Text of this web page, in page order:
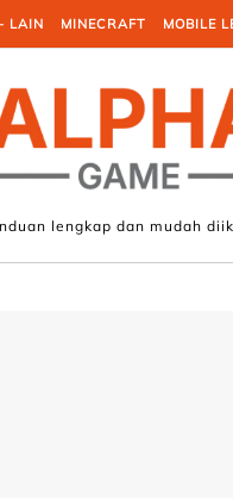
LAIN MINECRAFT MOBILE
lengkap dan mudah